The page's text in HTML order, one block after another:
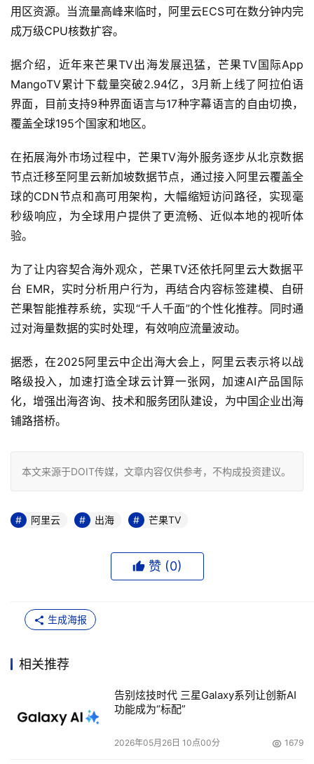
用区资源。当流量高峰来临时，阿里云ECS可在数分钟内完
成万级CPU核数扩容。
据介绍，近年来芒果TV出海发展迅猛，芒果TV国际App
MangoTV累计下载量突破2.94亿，3月新上线了阿拉伯语
界面，目前支持9种界面语言与17种字幕语言的自由切换，
覆盖全球195个国家和地区。
在拓展海外市场过程中，芒果TV海外服务逐步从北京数据
节点迁移至阿里云新加坡数据节点，通过接入阿里云覆盖全
球的CDN节点和高可用架构，大幅缩短访问路径，实现毫
秒级响应，为全球用户提供了更流畅、近似本地的视听体
验。
为了让内容契合海外观众，芒果TV还依托阿里云大数据平
台 EMR，实时分析用户行为，再结合内容标签建模、自研
芒果智能推荐系统，实现“千人千面”的个性化推荐。同时通
过对海量数据的实时处理，有效响应流量波动。
据悉，在2025阿里云中企出海大会上，阿里云表示将以战
略级投入，加速打造全球云计算一张网，加速AI产品国际
化，增强出海咨询、技术和服务团队建设，为中国企业出海
铺路搭桥。
本文来源于DOIT传媒，文章内容仅供参考，不构成投资建议。
阿里云 出海 芒果TV
赞 (0)
生成海报
相关推荐
告别炫技时代 三星Galaxy系列让创新AI
功能成为“标配”
2026年05月26日 10点00分 1679